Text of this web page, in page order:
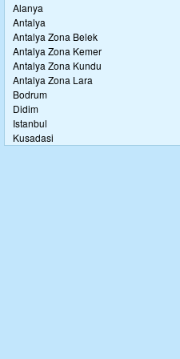
Alanya
Antalya
Antalya Zona Belek
Antalya Zona Kemer
Antalya Zona Kundu
Antalya Zona Lara
Bodrum
Didim
Istanbul
Kusadasi